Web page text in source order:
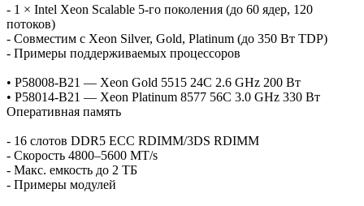
- 1 × Intel Xeon Scalable 5‑го поколения (до 60 ядер, 120
потоков)
- Совместим с Xeon Silver, Gold, Platinum (до 350 Вт TDP)
- Примеры поддерживаемых процессоров
• P58008‑B21 — Xeon Gold 5515 24C 2.6 GHz 200 Вт
• P58014‑B21 — Xeon Platinum 8577 56C 3.0 GHz 330 Вт
Оперативная память
- 16 слотов DDR5 ECC RDIMM/3DS RDIMM
- Скорость 4800–5600 MT/s
- Макс. емкость до 2 ТБ
- Примеры модулей